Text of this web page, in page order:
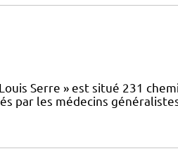
Serre » est situé 231
par les médecins